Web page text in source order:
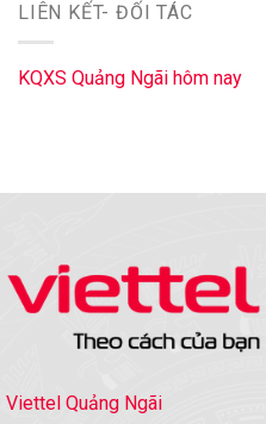
LIÊN KẾT- ĐỐI TÁC
KQXS Quảng Ngãi hôm nay
Viettel Quảng Ngãi